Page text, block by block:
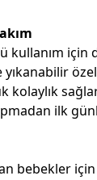
için
kolaylık
ilk
bebekler